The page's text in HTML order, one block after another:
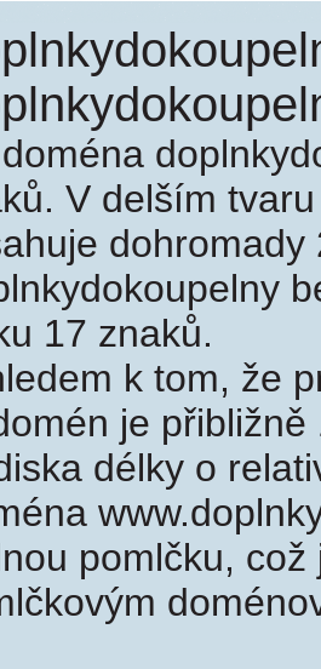
V delším
17 znaků.
k tom, že
je
délky o
pomlčku,